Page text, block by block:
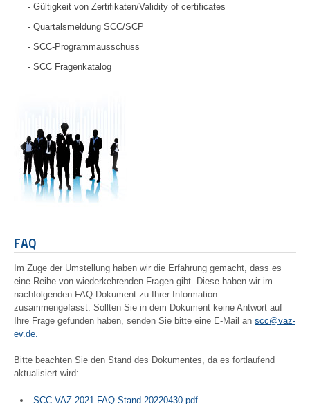
- Gültigkeit von Zertifikaten/Validity of certificates
- Quartalsmeldung SCC/SCP
- SCC-Programmausschuss
- SCC Fragenkatalog
FAQ
Im Zuge der Umstellung haben wir die Erfahrung gemacht, dass es
eine Reihe von wiederkehrenden Fragen gibt. Diese haben wir im
nachfolgenden FAQ-Dokument zu Ihrer Information
zusammengefasst. Sollten Sie in dem Dokument keine Antwort auf
Ihre Frage gefunden haben, senden Sie bitte eine E-Mail an scc@vaz-
ev.de.
Bitte beachten Sie den Stand des Dokumentes, da es fortlaufend
aktualisiert wird:
SCC-VAZ 2021 FAQ Stand 20220430.pdf